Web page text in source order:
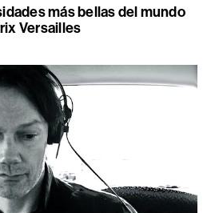
más bellas del mundo
Versailles